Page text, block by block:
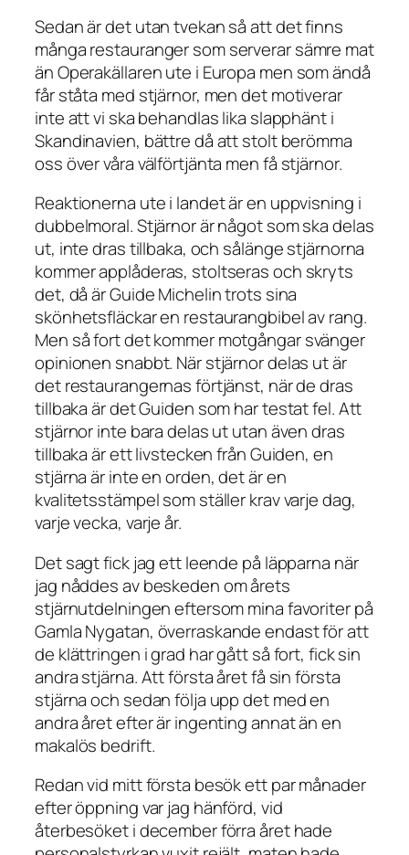
Sedan är det utan tvekan så att det finns
många restauranger som serverar sämre mat
än Operakällaren ute i Europa men som ändå
får ståta med stjärnor, men det motiverar
inte att vi ska behandlas lika slapphänt i
Skandinavien, bättre då att stolt berömma
oss över våra välförtjänta men få stjärnor.
Reaktionerna ute i landet är en uppvisning i
dubbelmoral. Stjärnor är något som ska delas
ut, inte dras tillbaka, och sålänge stjärnorna
kommer applåderas, stoltseras och skryts
det, då är Guide Michelin trots sina
skönhetsfläckar en restaurangbibel av rang.
Men så fort det kommer motgångar svänger
opinionen snabbt. När stjärnor delas ut är
det restaurangernas förtjänst, när de dras
tillbaka är det Guiden som har testat fel. Att
stjärnor inte bara delas ut utan även dras
tillbaka är ett livstecken från Guiden, en
stjärna är inte en orden, det är en
kvalitetsstämpel som ställer krav varje dag,
varje vecka, varje år.
Det sagt fick jag ett leende på läpparna när
jag nåddes av beskeden om årets
stjärnutdelningen eftersom mina favoriter på
Gamla Nygatan, överraskande endast för att
de klättringen i grad har gått så fort, fick sin
andra stjärna. Att första året få sin första
stjärna och sedan följa upp det med en
andra året efter är ingenting annat än en
makalös bedrift.
Redan vid mitt första besök ett par månader
efter öppning var jag hänförd, vid
återbesöket i december förra året hade